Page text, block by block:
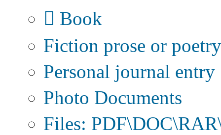
Book
Fiction prose or poetry
Personal journal entry
Photo Documents
Files: